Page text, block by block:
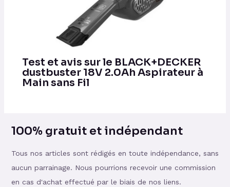
Test et avis sur le BLACK+DECKER
dustbuster 18V 2.0Ah Aspirateur à
Main sans Fil
100% gratuit et indépendant
Tous nos articles sont rédigés en toute indépendance, sans
aucun parrainage. Nous pourrions recevoir une commission
en cas d'achat effectué par le biais de nos liens.